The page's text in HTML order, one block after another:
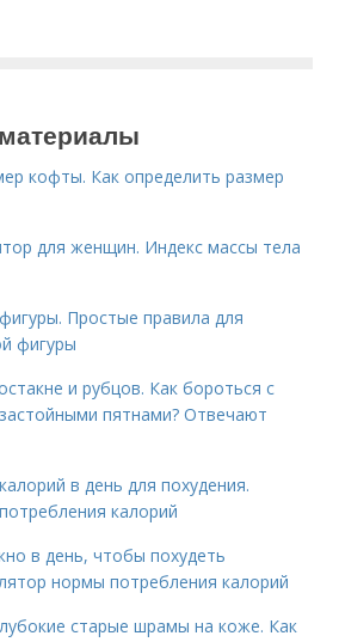
кофты. Как определить размер
для женщин. Индекс массы тела
Простые правила для
фигуры
и рубцов. Как бороться с
пятнами? Отвечают
в день для похудения.
калорий
в день, чтобы похудеть
нормы потребления калорий
старые шрамы на коже. Как